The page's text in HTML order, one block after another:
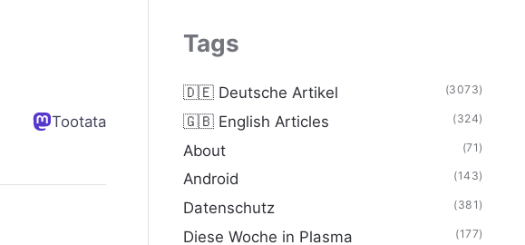
Tootata
Tags
🇩🇪 Deutsche Artikel (3073)
🇬🇧 English Articles (324)
About (71)
Android (143)
Datenschutz (381)
Diese Woche in Plasma (177)